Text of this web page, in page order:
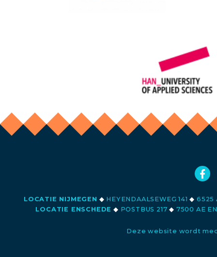
LOCATIE NIJMEGEN ◆ HEYENDAALSEWEG 141◆ 6525
LOCATIE ENSCHEDE ◆ POSTBUS 217◆ 7500 AE
Deze website wordt